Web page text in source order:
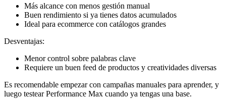
Más alcance con menos gestión manual
Buen rendimiento si ya tienes datos acumulados
Ideal para ecommerce con catálogos grandes
Desventajas:
Menor control sobre palabras clave
Requiere un buen feed de productos y creatividades diversas
Es recomendable empezar con campañas manuales para aprender, y
luego testear Performance Max cuando ya tengas una base.